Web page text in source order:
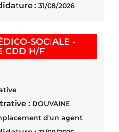
: 31/08/2026
SOCIALE -
CDD H/F(Nouvelle
: DOUVAINE
d'un agent